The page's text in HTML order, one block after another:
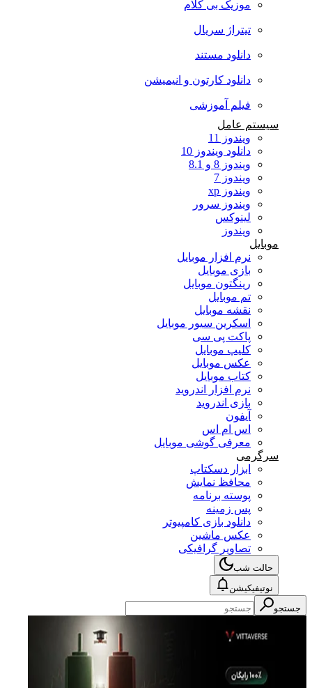
موزیک بی کلام
تیتراژ سریال
دانلود مستند
دانلود کارتون و انیمیشن
فیلم آموزشی
سیستم عامل
ویندوز 11
دانلود ویندوز 10
ویندوز 8 و 8.1
ویندوز 7
ویندوز xp
ویندوز سرور
لینوکس
ویندوز
موبایل
نرم افزار موبایل
بازی موبایل
رینگتون موبایل
تم موبایل
نقشه موبایل
اسکرین سیور موبایل
پاکت پی سی
کلیپ موبایل
عکس موبایل
کتاب موبایل
نرم افزار اندروید
بازی اندروید
آیفون
اس ام اس
معرفی گوشی موبایل
سرگرمی
ابزار دسکتاپ
محافظ نمایش
پوسته برنامه
پس زمینه
دانلود بازی کامپیوتر
عکس ماشین
تصاویر گرافیکی
حالت شب
نوتیفیکیشن
جستجو